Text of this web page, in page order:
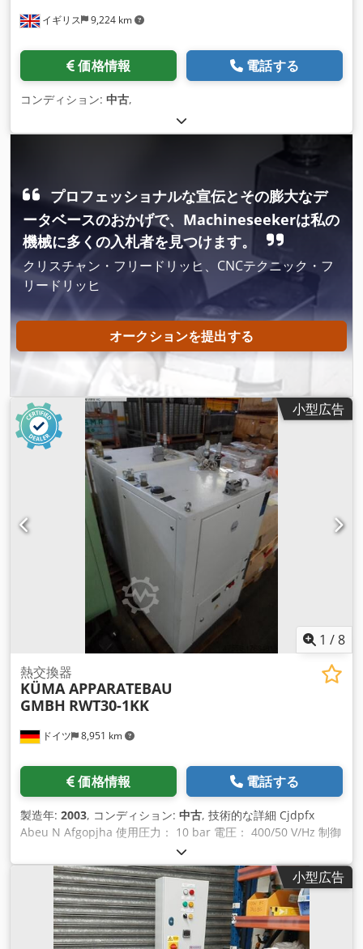
イギリス 9,224 km
価格情報 電話する
コンディション: 中古,
プロフェッショナルな宣伝とその膨大なデ
ータベースのおかげで、Machineseekerは私の
機械に多くの入札者を見つけます。
クリスチャン・フリードリッヒ、CNCテクニック・フ
リードリッヒ
オークションを提出する
小型広告
1 /8
ドイツ 8,951 km
熱交換器
KÜMA APPARATEBAU
GMBH RWT30-1KK
価格情報 電話する
製造年: 2003, コンディション: 中古, 技術的な詳細 Cjdpfx
Abeu N Afgopjha 使用圧力： 10 bar 電圧： 400/50 V/Hz 制御
電圧： 24 V 総所要電力： 0.76 kw 機械重量 約 160 kg 寸法 長
さ x 幅 x 高さ: 0.58 x 0.68 x 1.35 m 熱交換器 - 水再冷却システ
ム 用途：ある媒体から別の媒体（液体または気体）への熱エネ
ルギーの移動 接続 3/4 "フロー/リターン両側 2x 2つの装置が利
用可能 使用中 *
小型広告